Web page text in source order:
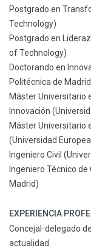
Postgrado en
Technology)
Postgrado en
of Technology)
Doctorando en
Politécnica de
Máster Universitario
Innovación
Máster Universitario
(Universidad
Ingeniero Civil
Ingeniero Técnico de
Madrid)
EXPERIENCIA
Concejal-delegado
actualidad